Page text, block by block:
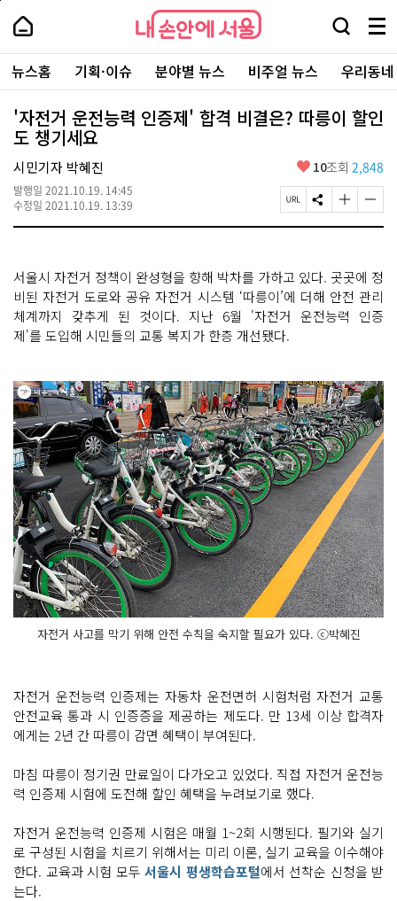
본
로
가
내
손
안
에
서
울
-
서
울
시
대
표
소
통
포
내
손
에
울
검
창
열
기
메
뉴
전
체
보
기
주
요
서
뉴스홈 기획·이슈 분야별 뉴스 비주얼 뉴스 우리동
'자전거 운전능력 인증제' 합격 비결은? 따릉이 할인
도 챙기세요
시민기자 박혜진
발행일 2021.10.19. 14:45
수정일 2021.10.19. 13:39
좋
요
10조회 2,848
페
이
L
복
사
S
N
유
하
기
글
자
게
변
경
하
글
자
작
게
변
경
하
서울시 자전거 정책이 완성형을 향해 박차를 가하고 있다. 곳곳에 정
비된 자전거 도로와 공유 자전거 시스템 ‘따릉이’에 더해 안전 관리
체계까지 갖추게 된 것이다. 지난 6월 '자전거 운전능력 인증
제'를 도입해 시민들의 교통 복지가 한층 개선됐다.
자전거 사고를 막기 위해 안전 수칙을 숙지할 필요가 있다. ⓒ박혜진
자전거 운전능력 인증제는 자동차 운전면허 시험처럼 자전거 교통
안전교육 통과 시 인증증을 제공하는 제도다. 만 13세 이상 합격자
에게는 2년 간 따릉이 감면 혜택이 부여된다.
마침 따릉이 정기권 만료일이 다가오고 있었다. 직접 자전거 운전능
력 인증제 시험에 도전해 할인 혜택을 누려보기로 했다.
자전거 운전능력 인증제 시험은 매월 1~2회 시행된다. 필기와 실기
로 구성된 시험을 치르기 위해서는 미리 이론, 실기 교육을 이수해야
한다. 교육과 시험 모두 서울시 평생학습포털에서 선착순 신청을 받
는다.
페
상
단
로